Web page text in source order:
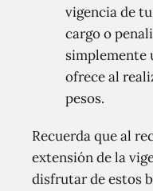
vigencia de
cargo o
simplemente
ofrece al
pesos.
Recuerda que al
extensión de la
disfrutar de estos